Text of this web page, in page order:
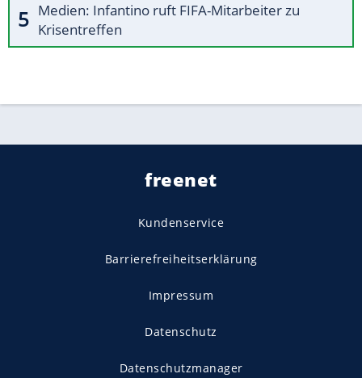
Medien: Infantino ruft FIFA-Mitarbeiter zu
Krisentreffen
freenet
Kundenservice
Barrierefreiheitserklärung
Impressum
Datenschutz
Datenschutzmanager